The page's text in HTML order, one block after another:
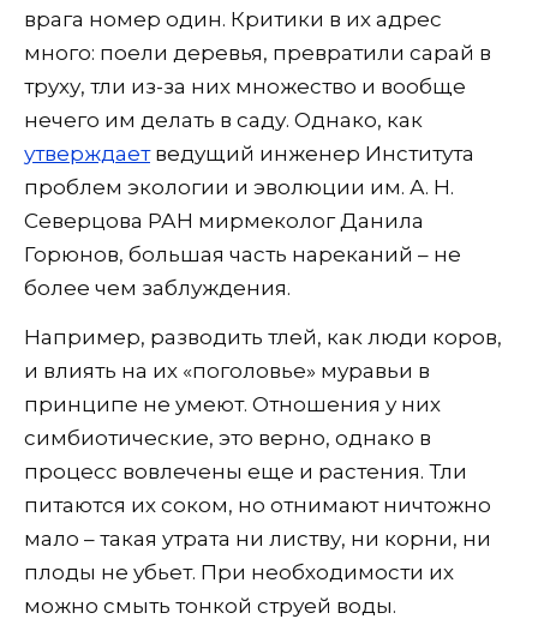
врага номер один. Критики в их адрес
много: поели деревья, превратили сарай в
труху, тли из-за них множество и вообще
нечего им делать в саду. Однако, как
утверждаетведущий инженер Института
проблем экологии и эволюции им. А. Н.
Северцова РАН мирмеколог Данила
Горюнов, большая часть нареканий – не
более чем заблуждения.
Например, разводить тлей, как люди коров,
и влиять на их «поголовье» муравьи в
принципе не умеют. Отношения у них
симбиотические, это верно, однако в
процесс вовлечены еще и растения. Тли
питаются их соком, но отнимают ничтожно
мало – такая утрата ни листву, ни корни, ни
плоды не убьет. При необходимости их
можно смыть тонкой струей воды.